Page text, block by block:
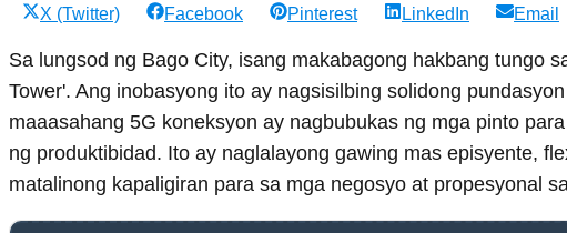
Share
X (Twitter)
Share
Facebook
Share
Pinterest
Share
LinkedIn
Share
Email
Sa lungsod ng Bago City, isang makabagong hakbang tungo
Tower'. Ang inobasyong ito ay nagsisilbing solidong
maaasahang 5G koneksyon ay nagbubukas ng mga pinto
ng produktibidad. Ito ay naglalayong gawing mas episyente,
matalinong kapaligiran para sa mga negosyo at propesyonal